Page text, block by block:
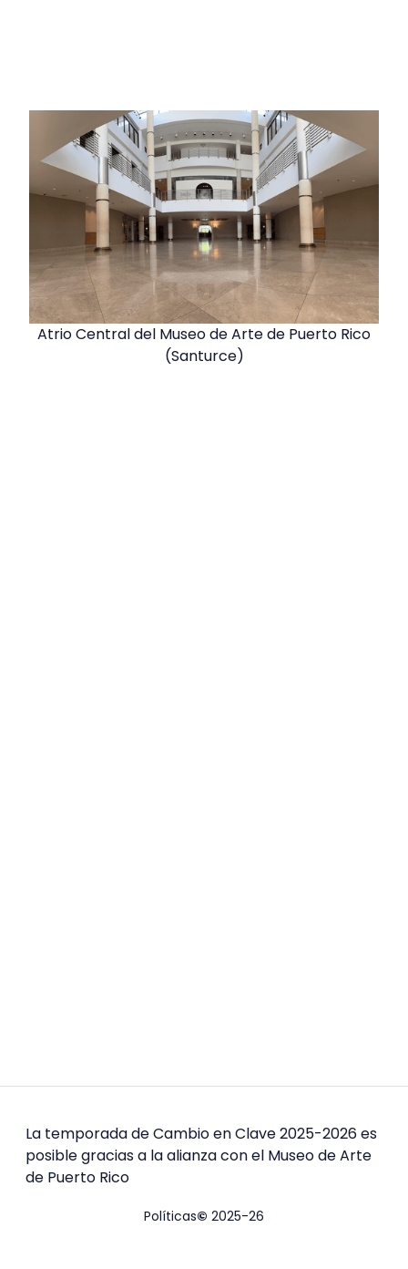
Atrio Central del Museo de Arte de Puerto Rico
(Santurce)
La temporada de Cambio en Clave 2025-2026 es
posible gracias a la alianza con el Museo de Arte
de Puerto Rico
Políticas© 2025-26